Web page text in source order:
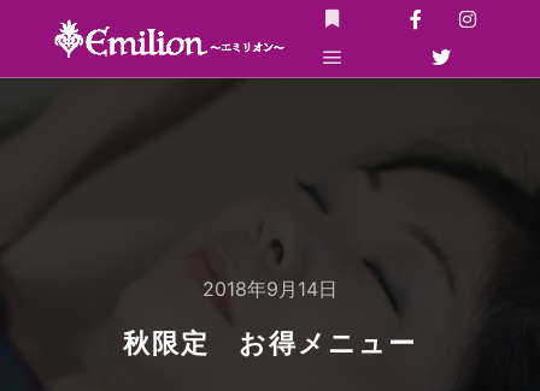
詳細
2018年9月14日
秋限定 お得メニュー